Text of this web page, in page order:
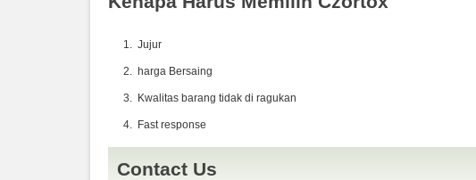
Jujur
harga Bersaing
Kwalitas barang tidak di ragukan
Fast response
Contact Us